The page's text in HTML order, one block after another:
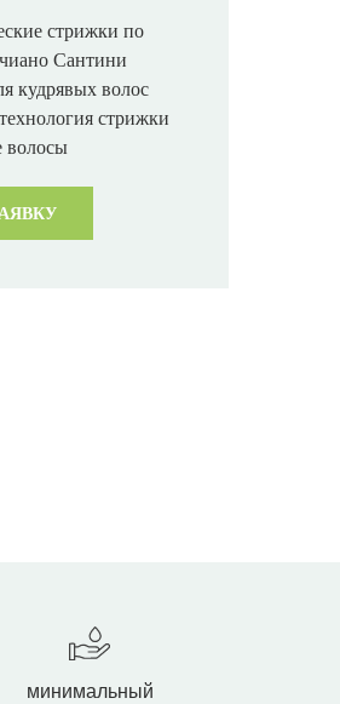
стрижки по
Сантини
кудрявых волос
стрижки
волосы
минимальный